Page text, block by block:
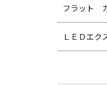
フラット
ＬＥＤエク